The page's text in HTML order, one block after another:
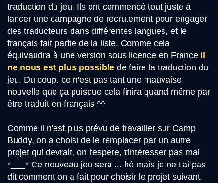
traduction du jeu. Ils ont commencé tout juste à
lancer une campagne de recrutement pour engager
des traducteurs dans différentes langues, et le
français fait partie de la liste. Comme cela
équivaudra à une version sous licence en France il
ne nous est plus possible de faire la traduction du
jeu. Du coup, ce n'est pas tant une mauvaise
nouvelle que ça puisque cela finira quand même par
être traduit en français ^^
Comme il n'est plus prévu de travailler sur Camp
Buddy, on a choisi de le remplacer par un autre
projet qui devrait, on l'espère, t'intéresser pas mal
*___* Ce nouveau jeu sera ... hé mais je ne t'ai pas
dit comment on a fait pour choisir le projet suivant.